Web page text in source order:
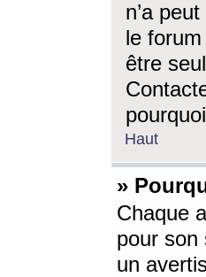
n’a
le
être
Haut
»
Chaque
pour son
un